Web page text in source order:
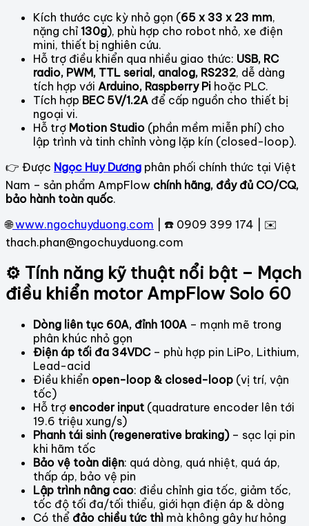
Kích thước cực kỳ nhỏ gọn (65 x 33 x 23 mm,
nặng chỉ 130g), phù hợp cho robot nhỏ, xe điện
mini, thiết bị nghiên cứu.
Hỗ trợ điều khiển qua nhiều giao thức: USB, RC
radio, PWM, TTL serial, analog, RS232, dễ dàng
tích hợp với Arduino, Raspberry Pi hoặc PLC.
Tích hợp BEC 5V/1.2A để cấp nguồn cho thiết bị
ngoại vi.
Hỗ trợ Motion Studio (phần mềm miễn phí) cho
lập trình và tinh chỉnh vòng lặp kín (closed-loop).
👉 Được Ngọc Huy Dương phân phối chính thức tại Việt
Nam – sản phẩm AmpFlow chính hãng, đầy đủ CO/CQ,
bảo hành toàn quốc.
🌐 www.ngochuyduong.com | ☎️ 0909 399 174 | ✉️
thach.phan@ngochuyduong.com
⚙️ Tính năng kỹ thuật nổi bật – Mạch
điều khiển motor AmpFlow Solo 60
Dòng liên tục 60A, đỉnh 100A – mạnh mẽ trong
phân khúc nhỏ gọn
Điện áp tối đa 34VDC– phù hợp pin LiPo, Lithium,
Lead-acid
Điều khiển open-loop & closed-loop (vị trí, vận
tốc)
Hỗ trợ encoder input (quadrature encoder lên tới
19.6 triệu xung/s)
Phanh tái sinh (regenerative braking)– sạc lại pin
khi hãm tốc
Bảo vệ toàn diện: quá dòng, quá nhiệt, quá áp,
thấp áp, bảo vệ pin
Lập trình nâng cao: điều chỉnh gia tốc, giảm tốc,
tốc độ tối đa/tối thiểu, giới hạn điện áp & dòng
Có thể đảo chiều tức thì mà không gây hư hỏng